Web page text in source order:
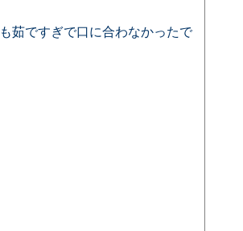
茹ですぎで口に合わなかったで